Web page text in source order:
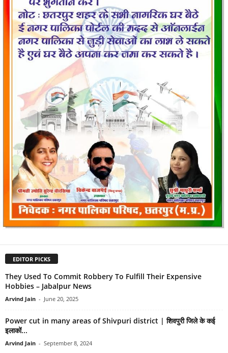
EDITOR PICKS
They Used To Commit Robbery To Fulfill Their Expensive
Hobbies – Jabalpur News
Arvind Jain - June 20, 2025
Power cut in many areas of Shivpuri district | शिवपुरी जिले के कई
इलाकों...
Arvind Jain - September 8, 2024